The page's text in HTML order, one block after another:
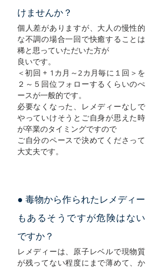
けませんか？
個人差がありますが、大人の慢性的
な不調の場合一回で快癒することは
稀と思っていただいた方が
良いです。
＜初回 + 1カ月～2カ月毎に１回＞を
２～５回位フォローするくらいのぺ
ースが一般的です。
必要なくなった、レメディーなしで
やっていけそうとご自身が思えた時
が卒業のタイミングですので
ご自分のペースで決めてくださって
大丈夫です。
● 毒物から作られたレメディー
もあるそうですが危険はない
ですか？
レメディーは、原子レベルで現物質
が残ってない程度にまで薄めて、か